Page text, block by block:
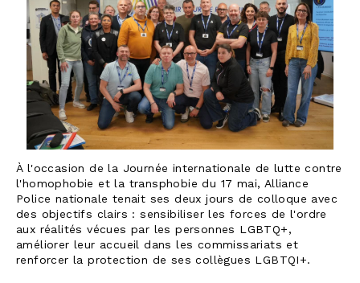
À l'occasion de la Journée internationale de lutte contre
l'homophobie et la transphobie du 17 mai, Alliance
Police nationale tenait ses deux jours de colloque avec
des objectifs clairs : sensibiliser les forces de l'ordre
aux réalités vécues par les personnes LGBTQ+,
améliorer leur accueil dans les commissariats et
renforcer la protection de ses collègues LGBTQI+.